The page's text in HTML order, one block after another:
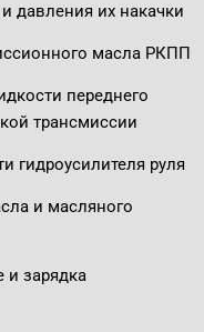
давления их накачки
масла РКПП
переднего
трансмиссии
гидроусилителя руля
и масляного
и зарядка